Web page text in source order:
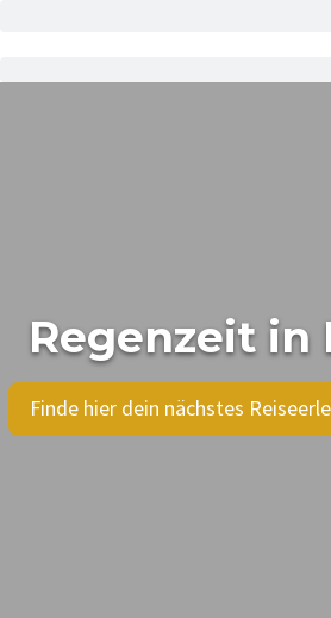
Regenzeit in
Finde hier dein nächstes